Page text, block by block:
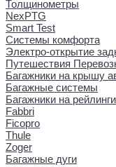
Толщинометры
NexPTG
Smart Test
Системы комфорта
Электро-открытие
Путешествия
Багажники на крышу
Багажные системы
Багажники на рейлинги
Fabbri
Ficopro
Thule
Zoger
Багажные дуги